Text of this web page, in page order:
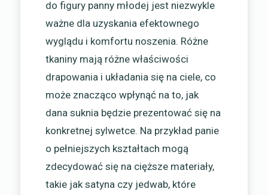
do figury panny młodej jest niezwykle
ważne dla uzyskania efektownego
wyglądu i komfortu noszenia. Różne
tkaniny mają różne właściwości
drapowania i układania się na ciele, co
może znacząco wpłynąć na to, jak
dana suknia będzie prezentować się na
konkretnej sylwetce. Na przykład panie
o pełniejszych kształtach mogą
zdecydować się na cięższe materiały,
takie jak satyna czy jedwab, które